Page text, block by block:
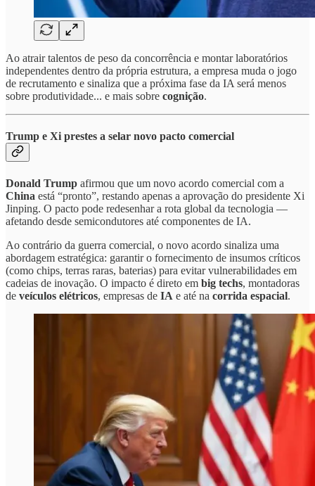
Ao atrair talentos de peso da concorrência e montar laboratórios
independentes dentro da própria estrutura, a empresa muda o jogo
de recrutamento e sinaliza que a próxima fase da IA será menos
sobre produtividade... e mais sobre cognição.
Trump e Xi prestes a selar novo pacto comercial
Donald Trump afirmou que um novo acordo comercial com a
China está “pronto”, restando apenas a aprovação do presidente Xi
Jinping. O pacto pode redesenhar a rota global da tecnologia —
afetando desde semicondutores até componentes de IA.
Ao contrário da guerra comercial, o novo acordo sinaliza uma
abordagem estratégica: garantir o fornecimento de insumos críticos
(como chips, terras raras, baterias) para evitar vulnerabilidades em
cadeias de inovação. O impacto é direto em big techs, montadoras
de veículos elétricos, empresas de IA e até na corrida espacial.